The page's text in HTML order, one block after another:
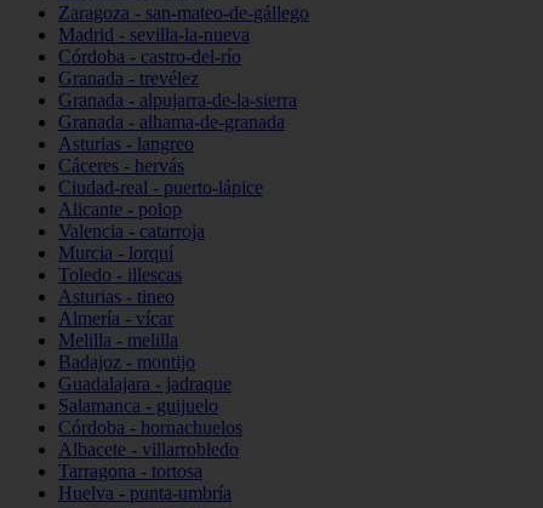
Zaragoza - san-mateo-de-gállego
Madrid - sevilla-la-nueva
Córdoba - castro-del-río
Granada - trevélez
Granada - alpujarra-de-la-sierra
Granada - alhama-de-granada
Asturias - langreo
Cáceres - hervás
Ciudad-real - puerto-lápice
Alicante - polop
Valencia - catarroja
Murcia - lorquí
Toledo - illescas
Asturias - tineo
Almería - vícar
Melilla - melilla
Badajoz - montijo
Guadalajara - jadraque
Salamanca - guijuelo
Córdoba - hornachuelos
Albacete - villarrobledo
Tarragona - tortosa
Huelva - punta-umbría